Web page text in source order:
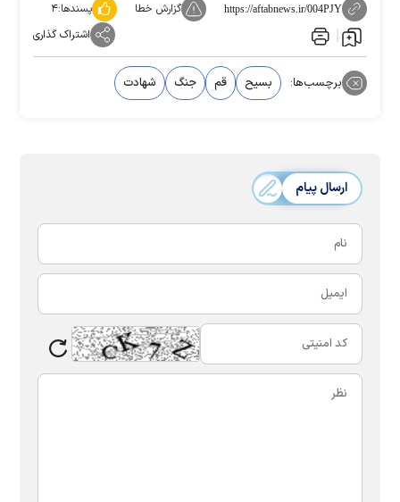
https://aftabnews.ir/004PJY گزارش خطا پسندها:۴
اشتراک گذاری
برچسب‌ها: بسیح قم جنگ شهادت
ارسال پیام